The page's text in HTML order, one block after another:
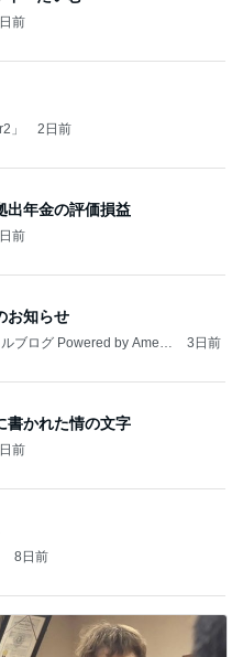
前
」 2日前
出年金の評価損益
前
お知らせ
ブログ Powered by Ameb
3日前
書かれた情の文字
前
8日前